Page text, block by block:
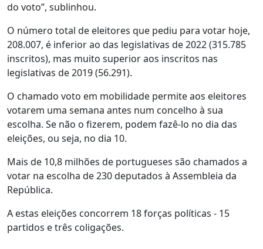
do voto”, sublinhou.
O número total de eleitores que pediu para votar hoje,
208.007, é inferior ao das legislativas de 2022 (315.785
inscritos), mas muito superior aos inscritos nas
legislativas de 2019 (56.291).
O chamado voto em mobilidade permite aos eleitores
votarem uma semana antes num concelho à sua
escolha. Se não o fizerem, podem fazê-lo no dia das
eleições, ou seja, no dia 10.
Mais de 10,8 milhões de portugueses são chamados a
votar na escolha de 230 deputados à Assembleia da
República.
A estas eleições concorrem 18 forças políticas - 15
partidos e três coligações.